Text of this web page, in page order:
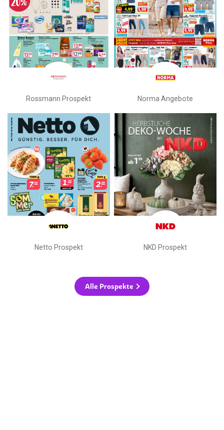
Rossmann Prospekt Norma Angebote
Netto Prospekt NKD Prospekt
Alle Prospekte